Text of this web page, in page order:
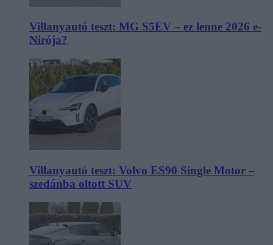
Villanyautó teszt: MG S5EV – ez lenne 2026 e-
Nirója?
Villanyautó teszt: Volvo ES90 Single Motor –
szedánba oltott SUV